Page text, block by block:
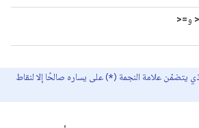
> و>=
يتضمّن علامة النجمة (*) على يساره صالحًا إلا لنقاط